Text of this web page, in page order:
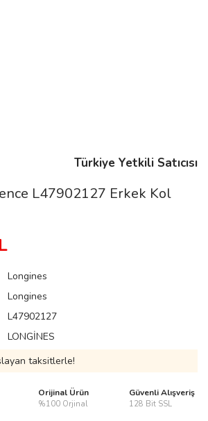
Türkiye Yetkili Satıcısı
L47902127 Erkek Kol
Longines
Longines
L47902127
LONGİNES
taksitlerle!
Orijinal Ürün
%100 Orjinal
Güvenli Alışveriş
128 Bit SSL